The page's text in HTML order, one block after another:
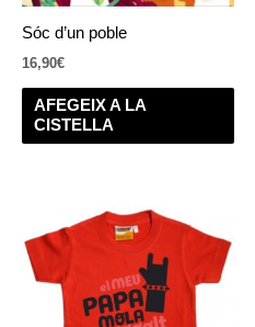
Sóc d’un poble
16,90€
AFEGEIX A LA
CISTELLA